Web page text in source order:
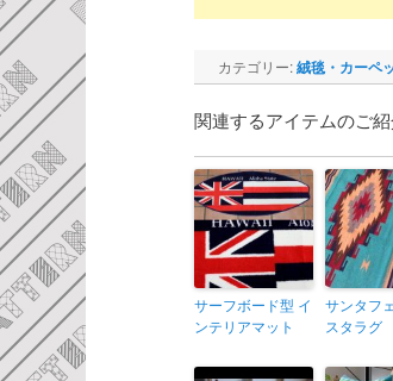
カテゴリー:絨毯・カーペ
関連するアイテムのご
サーフボード型 イ
ンテリアマット
サンタフ
スタラグ